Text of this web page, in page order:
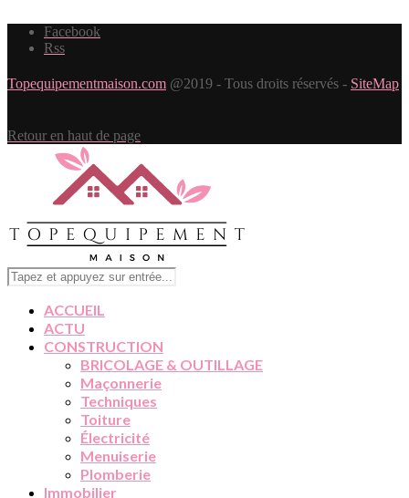
Facebook
Rss
Topequipementmaison.com @2019 - Tous droits réservés - SiteMap
Retour en haut de page
ACCUEIL
ACTU
CONSTRUCTION
BRICOLAGE & OUTILLAGE
Maçonnerie
Techniques
Toiture
Électricité
Menuiserie
Plomberie
Immobilier